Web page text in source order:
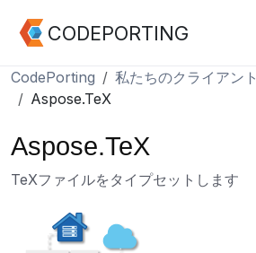
CODEPORTING
CodePorting 私たちのクライアント
Aspose.TeX
Aspose.TeX
TeXファイルをタイプセットします